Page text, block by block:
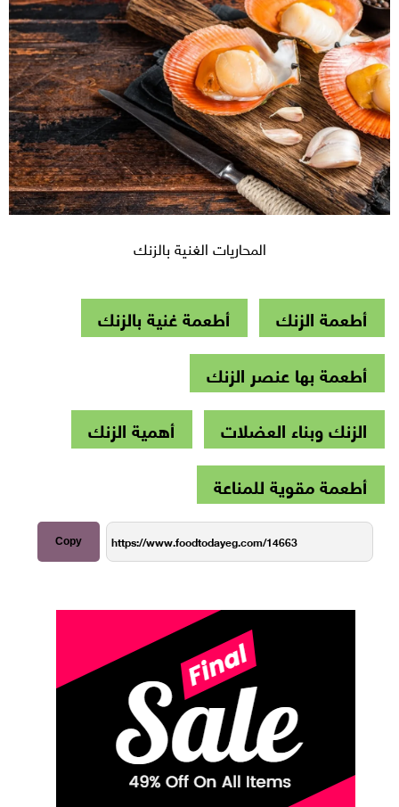
المحاريات الغنية بالزنك
أطعمة الزنك
أطعمة غنية بالزنك
أطعمة بها عنصر الزنك
الزنك وبناء العضلات
أهمية الزنك
أطعمة مقوية للمناعة
Copy